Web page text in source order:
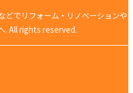
でリフォーム・リノベーションや
. All rights reserved.